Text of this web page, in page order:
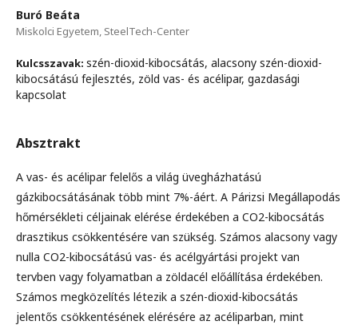
Buró Beáta
Miskolci Egyetem, SteelTech-Center
Kulcsszavak: szén-dioxid-kibocsátás, alacsony szén-dioxid-
kibocsátású fejlesztés, zöld vas- és acélipar, gazdasági
kapcsolat
Absztrakt
A vas- és acélipar felelős a világ üvegházhatású
gázkibocsátásának több mint 7%-áért. A Párizsi Megállapodás
hőmérsékleti céljainak elérése érdekében a CO2-kibocsátás
drasztikus csökkentésére van szükség. Számos alacsony vagy
nulla CO2-kibocsátású vas- és acélgyártási projekt van
tervben vagy folyamatban a zöldacél előállítása érdekében.
Számos megközelítés létezik a szén-dioxid-kibocsátás
jelentős csökkentésének elérésére az acéliparban, mint